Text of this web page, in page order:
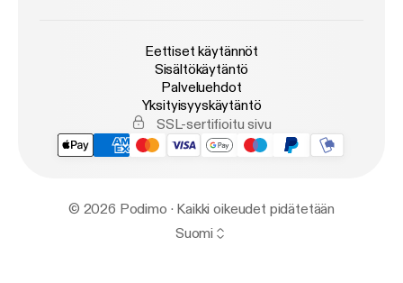
Eettiset käytännöt
Sisältökäytäntö
Palveluehdot
Yksityisyyskäytäntö
SSL-sertifioitu sivu
© 2026 Podimo · Kaikki oikeudet pidätetään
Suomi